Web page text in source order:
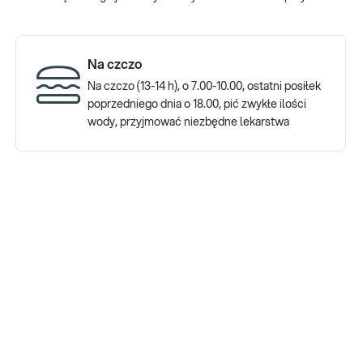
badań, umożliwiających diagnostykę zaburzeń hormonalnych:
DHEA-SO4, SHBG.
czyli okresu od rozpoczęcia krwawienia aż do owulacji.
nieprawidłowej funkcji jajników i zaburzeń
tyciem, trądzikiem i zarostem na twarzy. Charakterystyczne są
jajników.
wysokie stężenie PRL bywa skutkiem przeciążenia
(przeciwdepresantów, nadciśnieniowych, zobojętniających).
na rozpoznanie nadczynności lub niedoczynności gruczołu,
płodność, wygląd i równowagę emocjonalną kobiety.
Na czczo
Na czczo (13-14 h), o 7.00-10.00, ostatni posiłek
poprzedniego dnia o 18.00, pić zwykłe ilości
wody, przyjmować niezbędne lekarstwa